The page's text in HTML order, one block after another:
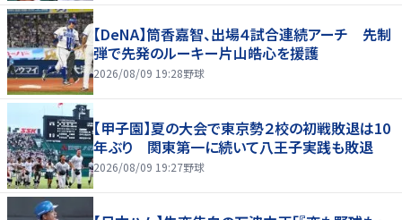
【DeNA】筒香嘉智、出場４試合連続アーチ 先制
弾で先発のルーキー片山皓心を援護
2026/08/09 19:28野球
【甲子園】夏の大会で東京勢２校の初戦敗退は10
年ぶり 関東第一に続いて八王子実践も敗退
2026/08/09 19:27野球